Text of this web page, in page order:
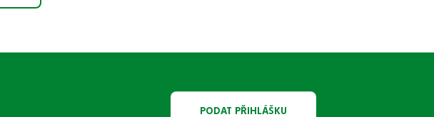
PODAT PŘIHLÁŠKU